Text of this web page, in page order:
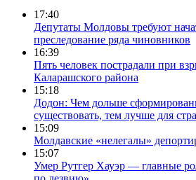
17:40
Депутаты Молдовы требуют
преследование ряда чиновников
16:39
Пять человек пострадали при
Каларашского района
15:18
Додон: Чем дольше
существовать, тем лучше для
15:09
Молдавские «нелегалы»
15:07
Умер Рутгер Хауэр — главные